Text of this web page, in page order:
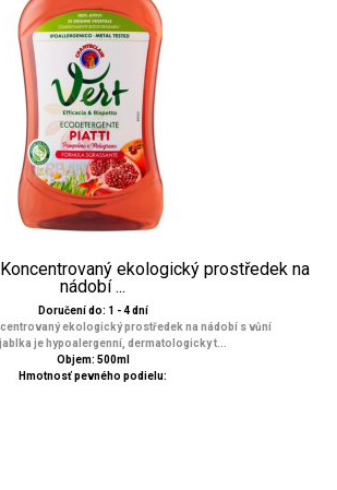
ekologický prostředek na
nádobí ...
Doručení do: 1 - 4 dní
ekologický prostředek na nádobí s vůní
je hypoalergenní, dermatologicky t...
Objem: 500ml
Hmotnosť pevného podielu: